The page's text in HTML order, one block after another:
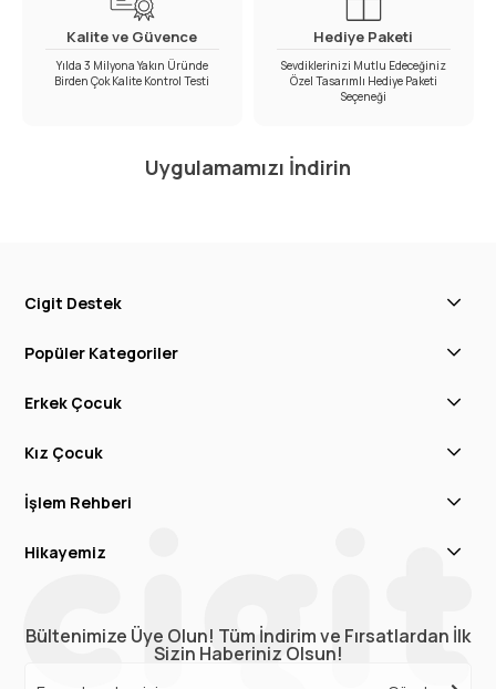
Kalite ve Güvence
Yılda 3 Milyona Yakın Üründe
Birden Çok Kalite Kontrol Testi
Hediye Paketi
Sevdiklerinizi Mutlu Edeceğiniz
Özel Tasarımlı Hediye Paketi
Seçeneği
Uygulamamızı İndirin
Cigit Destek
Popüler Kategoriler
Erkek Çocuk
Kız Çocuk
İşlem Rehberi
Hikayemiz
Bültenimize Üye Olun! Tüm İndirim ve Fırsatlardan İlk
Sizin Haberiniz Olsun!